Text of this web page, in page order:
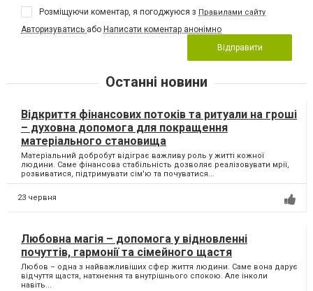
Розміщуючи коментар, я погоджуюся з Правилами сайту
Авторизуватись або Написати коментар анонімно
Відправити
Останні новини
Відкриття фінансових потоків та ритуали на гроші
– духовна допомога для покращення
матеріального становища
Матеріальний добробут відіграє важливу роль у житті кожної
людини. Саме фінансова стабільність дозволяє реалізовувати мрії,
розвиватися, підтримувати сім'ю та почуватися...
23 червня
Любовна магія – допомога у відновленні
почуттів, гармонії та сімейного щастя
Любов – одна з найважливіших сфер життя людини. Саме вона дарує
відчуття щастя, натхнення та внутрішнього спокою. Але інколи
навіть...